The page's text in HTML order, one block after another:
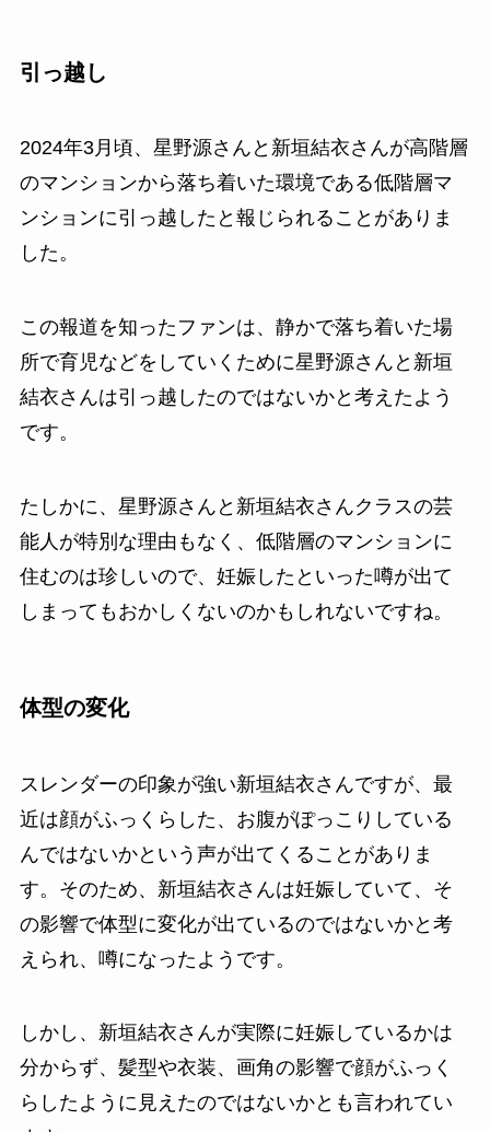
引っ越し
2024年3月頃、星野源さんと新垣結衣さんが高階層
のマンションから落ち着いた環境である低階層マ
ンションに引っ越したと報じられることがありま
した。
この報道を知ったファンは、静かで落ち着いた場
所で育児などをしていくために星野源さんと新垣
結衣さんは引っ越したのではないかと考えたよう
です。
たしかに、星野源さんと新垣結衣さんクラスの芸
能人が特別な理由もなく、低階層のマンションに
住むのは珍しいので、妊娠したといった噂が出て
しまってもおかしくないのかもしれないですね。
体型の変化
スレンダーの印象が強い新垣結衣さんですが、最
近は顔がふっくらした、お腹がぽっこりしている
んではないかという声が出てくることがありま
す。そのため、新垣結衣さんは妊娠していて、そ
の影響で体型に変化が出ているのではないかと考
えられ、噂になったようです。
しかし、新垣結衣さんが実際に妊娠しているかは
分からず、髪型や衣装、画角の影響で顔がふっく
らしたように見えたのではないかとも言われてい